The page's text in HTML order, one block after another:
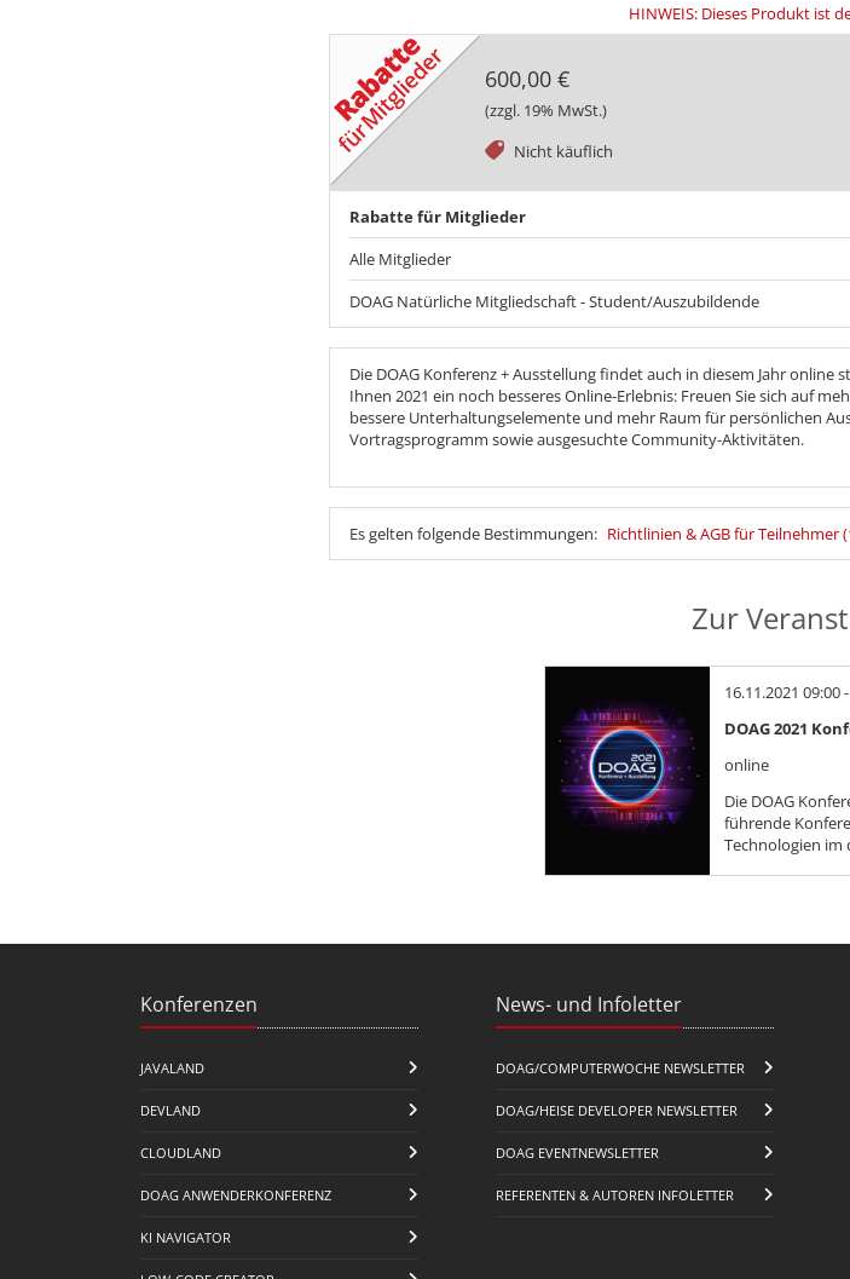
HINWEIS: Dieses Produkt ist
600,00 €
(zzgl. 19% MwSt.)
Nicht käuflich
tag
Rabatte für Mitglieder
Alle Mitglieder
DOAG Natürliche Mitgliedschaft - Student/Auszubildende
Die DOAG Konferenz + Ausstellung findet auch in diesem Jahr
Ihnen 2021 ein noch besseres Online-Erlebnis: Freuen Sie sich auf
bessere Unterhaltungselemente und mehr Raum für persönlichen
Vortragsprogramm sowie ausgesuchte Community-Aktivitäten.
Es gelten folgende Bestimmungen: Richtlinien & AGB für Teilnehmer
Zur
16.11.2021 09:00
DOAG 2021
online
Die DOAG
führende
Technologien im
Konferenzen
JAVALAND
DEVLAND
CLOUDLAND
DOAG ANWENDERKONFERENZ
KI NAVIGATOR
News- und Infoletter
DOAG/COMPUTERWOCHE NEWSLETTER
DOAG/HEISE DEVELOPER NEWSLETTER
DOAG EVENTNEWSLETTER
REFERENTEN & AUTOREN INFOLETTER